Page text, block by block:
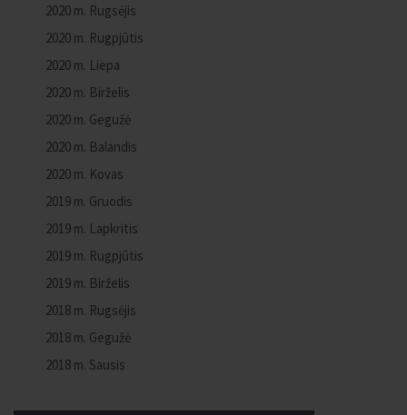
2020 m. Rugsėjis
2020 m. Rugpjūtis
2020 m. Liepa
2020 m. Birželis
2020 m. Gegužė
2020 m. Balandis
2020 m. Kovas
2019 m. Gruodis
2019 m. Lapkritis
2019 m. Rugpjūtis
2019 m. Birželis
2018 m. Rugsėjis
2018 m. Gegužė
2018 m. Sausis